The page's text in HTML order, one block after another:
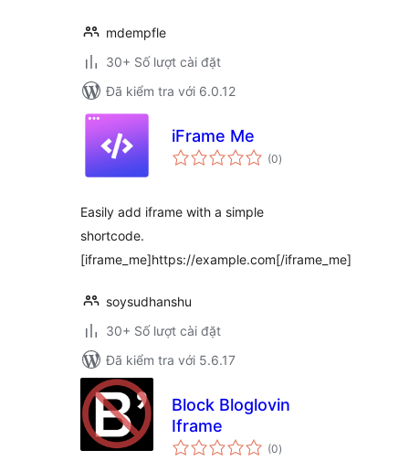
mdempfle
30+ Số lượt cài đặt
Đã kiểm tra với 6.0.12
iFrame Me
(0tổng
đánh
)
Easily add iframe with a simple
shortcode.
[iframe_me]https://example.com[/iframe_me]
soysudhanshu
30+ Số lượt cài đặt
Đã kiểm tra với 5.6.17
Block Bloglovin
Iframe
(0tổng
đánh
)